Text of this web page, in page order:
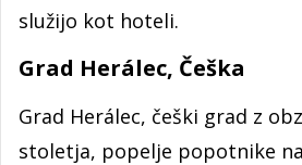
služijo kot hoteli.
Grad Herálec, Češka
Grad Herálec, češki grad z
stoletja, popelje popotnike